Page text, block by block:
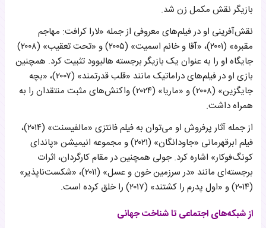
بازیگر نقش مکمل زن شد.
نقش‌آفرینی او در فیلم‌های معروفی از جمله «لارا کرافت: مهاجم
مقبره» (۲۰۰۱)، «آقا و خانم اسمیت» (۲۰۰۵) و «تحت تعقیب» (۲۰۰۸)
جایگاه او را به عنوان یک بازیگر برجسته هالیوود تثبیت کرد. همچنین
بازی او در فیلم‌های دراماتیک مانند «قلب قدرتمند» (۲۰۰۷)، «بچه
جایگزین» (۲۰۰۸) و «ماریا» (۲۰۲۴) واکنش‌های مثبت منتقدان را به
همراه داشت.
از جمله آثار پرفروش او می‌توان به فیلم فانتزی «مالفیسنت» (۲۰۱۴)،
فیلم ابرقهرمانی «جاودانگان» (۲۰۲۱) و مجموعه انیمیشن «پاندای
کونگ‌فوکار» اشاره کرد. جولی همچنین در مقام کارگردان، اثرات
برجسته‌ای مانند «در سرزمین خون و عسل» (۲۰۱۱)، «شکست‌ناپذیر»
(۲۰۱۴) و «اول پدرم را کشتند» (۲۰۱۷) را خلق کرده است.
از شبکه‌های اجتماعی تا شناخت جهانی